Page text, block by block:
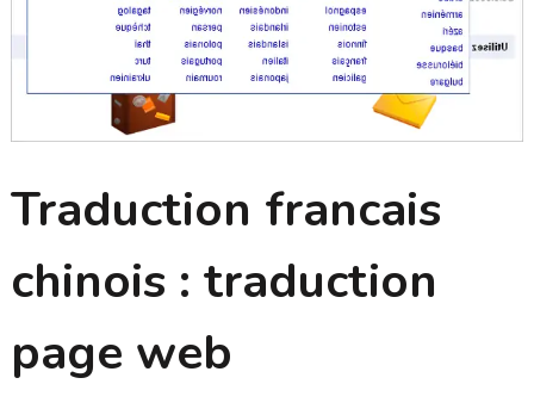
Traduction francais
chinois : traduction
page web